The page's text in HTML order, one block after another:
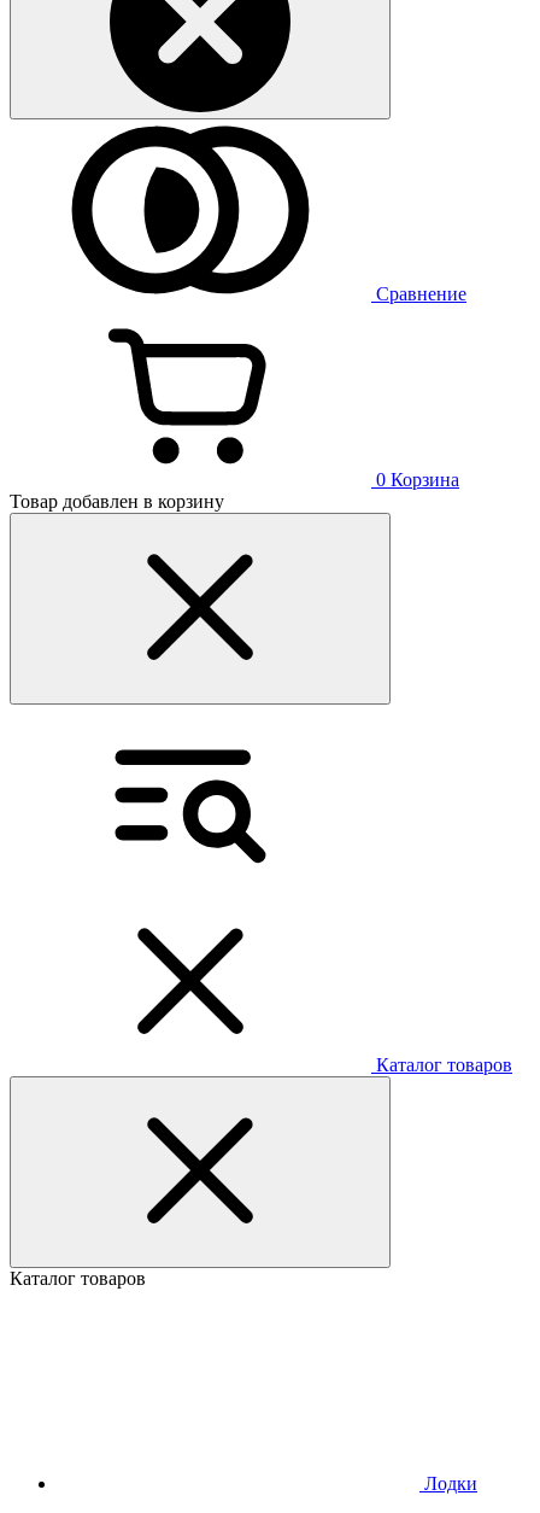
Сравнение
0 Корзина
Товар добавлен в корзину
Каталог товаров
Каталог товаров
Лодки